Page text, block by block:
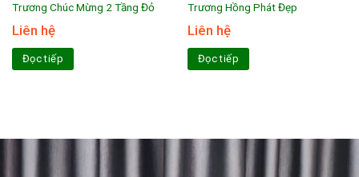
Trương Chúc Mừng 2 Tầng Đỏ
Liên hệ
Đọc tiếp
Trương Hồng Phát Đẹp
Liên hệ
Đọc tiếp